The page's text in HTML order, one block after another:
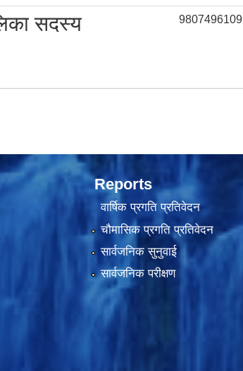
सदस्य 9807496109
Reports
वार्षिक प्रगति प्रतिवेदन
चौमासिक प्रगति प्रतिवेदन
सार्वजनिक सुनुवाई
सार्वजनिक परीक्षण